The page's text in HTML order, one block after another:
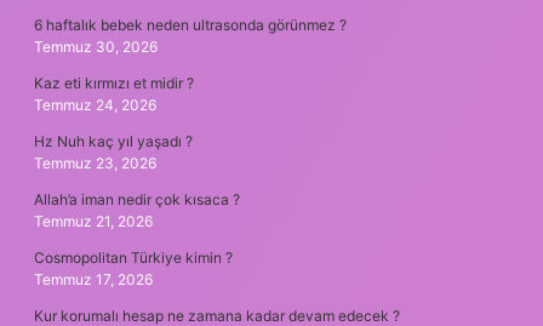
6 haftalık bebek neden ultrasonda görünmez ?
Temmuz 30, 2026
Kaz eti kırmızı et midir ?
Temmuz 24, 2026
Hz Nuh kaç yıl yaşadı ?
Temmuz 23, 2026
Allah’a iman nedir çok kısaca ?
Temmuz 21, 2026
Cosmopolitan Türkiye kimin ?
Temmuz 17, 2026
Kur korumalı hesap ne zamana kadar devam edecek ?